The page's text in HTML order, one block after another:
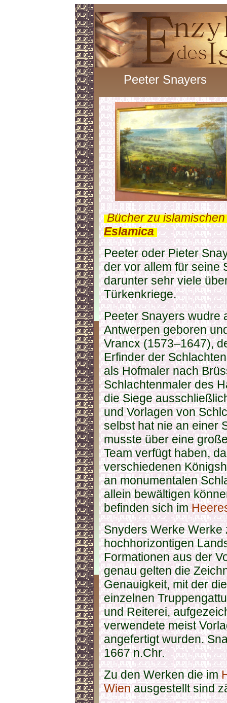
Peeter Snayers
.Bücher zu
Eslamica.
Peeter oder Pieter
der vor allem für seine
darunter sehr viele
Türkenkriege.
Peeter Snayers wudre
Antwerpen geboren
Vrancx (1573–1647),
Erfinder der
als Hofmaler nach
Schlachtenmaler des
die Siege
und Vorlagen von
selbst hat nie an einer
musste über eine
Team verfügt haben,
verschiedenen
an monumentalen
allein bewältigen
befinden sich im
Snyders Werke Werke
hochhorizontigen
Formationen aus der
genau gelten die
Genauigkeit, mit der
einzelnen
und Reiterei,
verwendete meist
angefertigt wurden.
1667 n.Chr.
Zu den Werken die im
Wienausgestellt sind